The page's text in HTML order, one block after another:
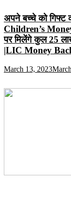
अपने बच्चे को गिफ्ट
Children’s
पर मिलेंगे कुल 25
|LIC Money
March 13, 2023